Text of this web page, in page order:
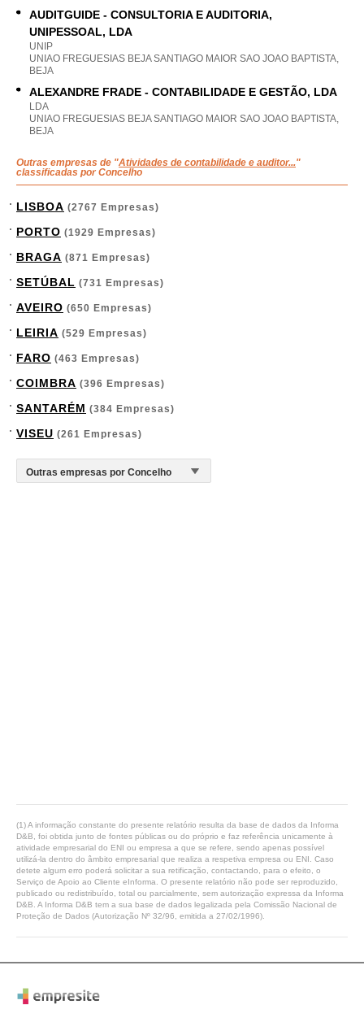
AUDITGUIDE - CONSULTORIA E AUDITORIA,
UNIPESSOAL, LDA
UNIP
UNIAO FREGUESIAS BEJA SANTIAGO MAIOR SAO JOAO BAPTISTA,
BEJA
ALEXANDRE FRADE - CONTABILIDADE E GESTÃO, LDA
LDA
UNIAO FREGUESIAS BEJA SANTIAGO MAIOR SAO JOAO BAPTISTA,
BEJA
Outras empresas de "Atividades de contabilidade e auditor..."
classificadas por Concelho
LISBOA (2767 Empresas)
PORTO (1929 Empresas)
BRAGA (871 Empresas)
SETÚBAL (731 Empresas)
AVEIRO (650 Empresas)
LEIRIA (529 Empresas)
FARO (463 Empresas)
COIMBRA (396 Empresas)
SANTARÉM (384 Empresas)
VISEU (261 Empresas)
(1) A informação constante do presente relatório resulta da base de dados da Informa
D&B, foi obtida junto de fontes públicas ou do próprio e faz referência unicamente à
atividade empresarial do ENI ou empresa a que se refere, sendo apenas possível
utilizá-la dentro do âmbito empresarial que realiza a respetiva empresa ou ENI. Caso
detete algum erro poderá solicitar a sua retificação, contactando, para o efeito, o
Serviço de Apoio ao Cliente eInforma. O presente relatório não pode ser reproduzido,
publicado ou redistribuído, total ou parcialmente, sem autorização expressa da Informa
D&B. A Informa D&B tem a sua base de dados legalizada pela Comissão Nacional de
Proteção de Dados (Autorização Nº 32/96, emitida a 27/02/1996).